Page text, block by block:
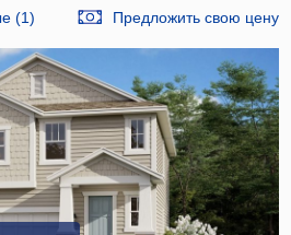
(1)
Предложить свою цену